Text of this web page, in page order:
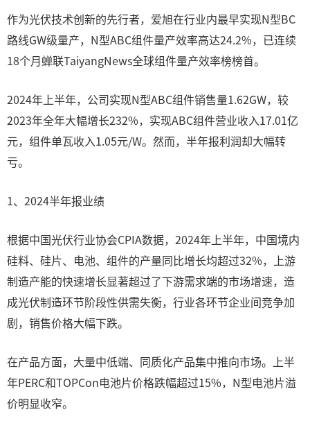
作为光伏技术创新的先行者，爱旭在行业内最早实现N型BC
路线GW级量产，N型ABC组件量产效率高达24.2%，已连续
18个月蝉联TaiyangNews全球组件量产效率榜榜首。
2024年上半年，公司实现N型ABC组件销售量1.62GW，较
2023年全年大幅增长232%，实现ABC组件营业收入17.01亿
元，组件单瓦收入1.05元/W。然而，半年报利润却大幅转
亏。
1、2024半年报业绩
根据中国光伏行业协会CPIA数据，2024年上半年，中国境内
硅料、硅片、电池、组件的产量同比增长均超过32%，上游
制造产能的快速增长显著超过了下游需求端的市场增速，造
成光伏制造环节阶段性供需失衡，行业各环节企业间竞争加
剧，销售价格大幅下跌。
在产品方面，大量中低端、同质化产品集中推向市场。上半
年PERC和TOPCon电池片价格跌幅超过15%，N型电池片溢
价明显收窄。